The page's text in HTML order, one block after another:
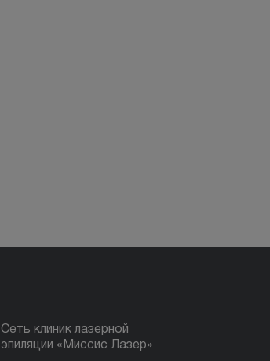
Сеть клиник лазерной
эпиляции «Миссис Лазер»